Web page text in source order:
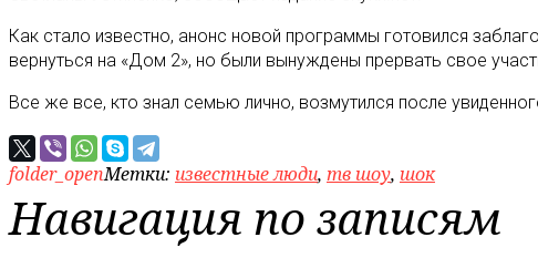
Как стало известно, анонс новой программы готовился
вернуться на «Дом 2», но были вынуждены прервать свое
Все же все, кто знал семью лично, возмутился после
folder_openМетки: известные люди, тв шоу, шок
Навигация по записям